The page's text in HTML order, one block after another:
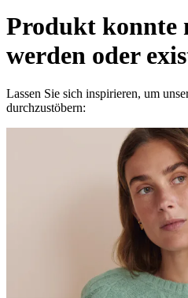
Produkt konnte
werden oder
Lassen Sie sich inspirieren, um
durchzustöbern: